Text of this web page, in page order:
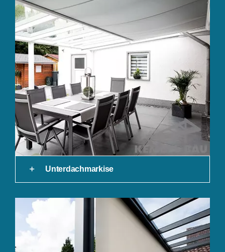
Unterdachmarkise